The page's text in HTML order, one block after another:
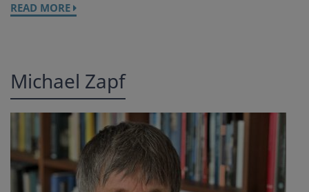
READ MORE
Michael Zapf